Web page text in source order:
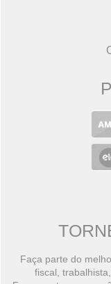
Faça parte do
fiscal,